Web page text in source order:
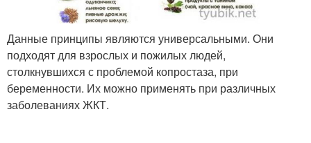
Данные принципы являются универсальными. Они
подходят для взрослых и пожилых людей,
столкнувшихся с проблемой копростаза, при
беременности. Их можно применять при различных
заболеваниях ЖКТ.